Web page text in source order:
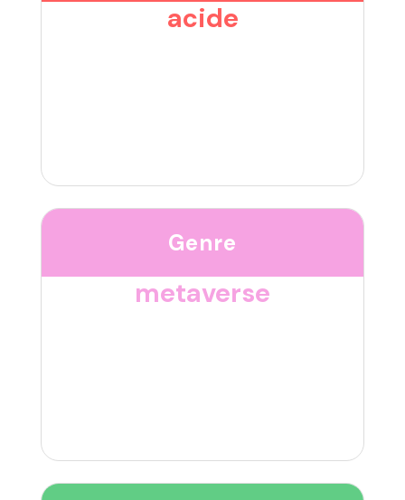
acide
Genre
metaverse